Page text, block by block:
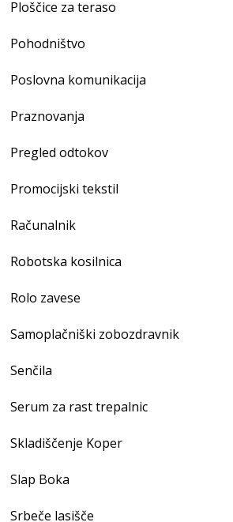
Ploščice za teraso
Pohodništvo
Poslovna komunikacija
Praznovanja
Pregled odtokov
Promocijski tekstil
Računalnik
Robotska kosilnica
Rolo zavese
Samoplačniški zobozdravnik
Senčila
Serum za rast trepalnic
Skladiščenje Koper
Slap Boka
Srbeče lasišče